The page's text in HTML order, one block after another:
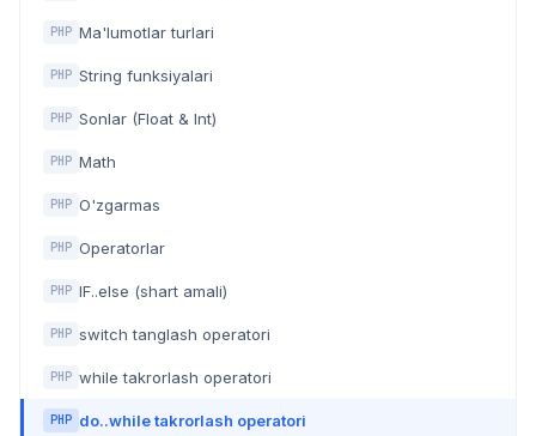
PHP Ma'lumotlar turlari
PHP String funksiyalari
PHP Sonlar (Float & Int)
PHP Math
PHP O'zgarmas
PHP Operatorlar
PHP IF..else (shart amali)
PHP switch tanglash operatori
PHP while takrorlash operatori
PHP do..while takrorlash operatori